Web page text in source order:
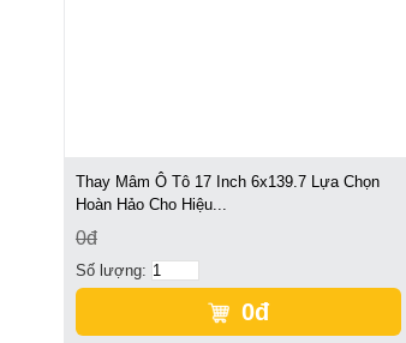
Thay Mâm Ô Tô 17 Inch 6x139.7 Lựa Chọn
Hoàn Hảo Cho Hiệu...
0đ
Số lượng:
0đ